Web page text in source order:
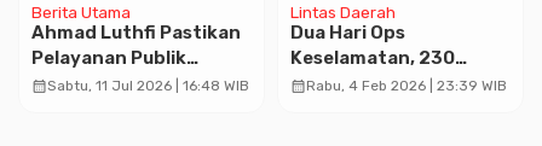
Berita Utama
Ahmad Luthfi Pastikan
Pelayanan Publik
Sukoharjo Tetap
calendar_monthSabtu, 11 Jul 2026 | 16:48 WIB
Lintas Daerah
Dua Hari Ops
Keselamatan, 230
Pengendara di
calendar_monthRabu, 4 Feb 2026 | 23:39 WIB